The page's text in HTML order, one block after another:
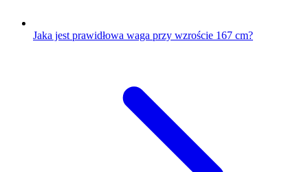
Jaka jest prawidłowa waga przy wzroście 167 cm?